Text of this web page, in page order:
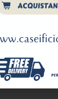
Marea ME